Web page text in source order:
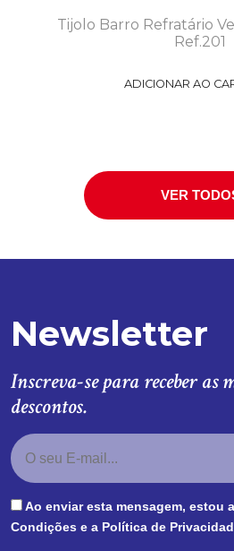
Tijolo Barro Refratário
Ref.201
ADICIONAR AO
VER
Newsletter
Inscreva-se para receber as
descontos.
Ao enviar esta mensagem, estou
Condições e a Política de